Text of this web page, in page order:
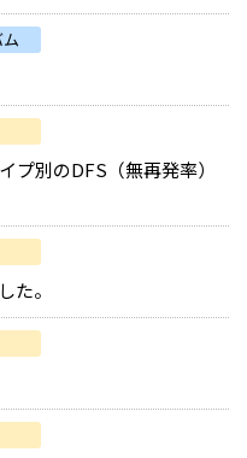
プ別のDFS（無再発率）
た。